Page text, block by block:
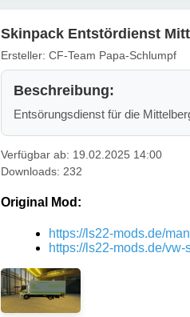
Skinpack Entstördienst
Ersteller: CF-Team Papa-Schlumpf
Beschreibung:
Entsörungsdienst für die
Verfügbar ab: 19.02.2025 14:00
Downloads: 232
Original Mod:
https://ls22-mods.de/
https://ls22-mods.de/